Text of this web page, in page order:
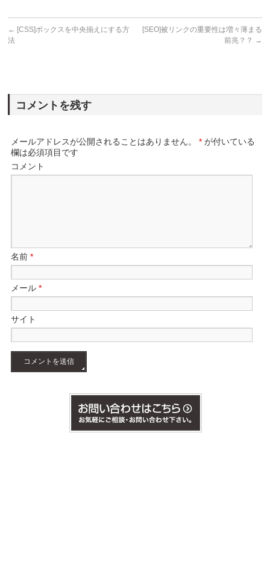
← [CSS]ボックスを中央揃えにする方
法
[SEO]被リンクの重要性は増々薄まる
前兆？？ →
コメントを残す
メールアドレスが公開されることはありません。 * が付いている
欄は必須項目です
コメント
名前*
メール*
サイト